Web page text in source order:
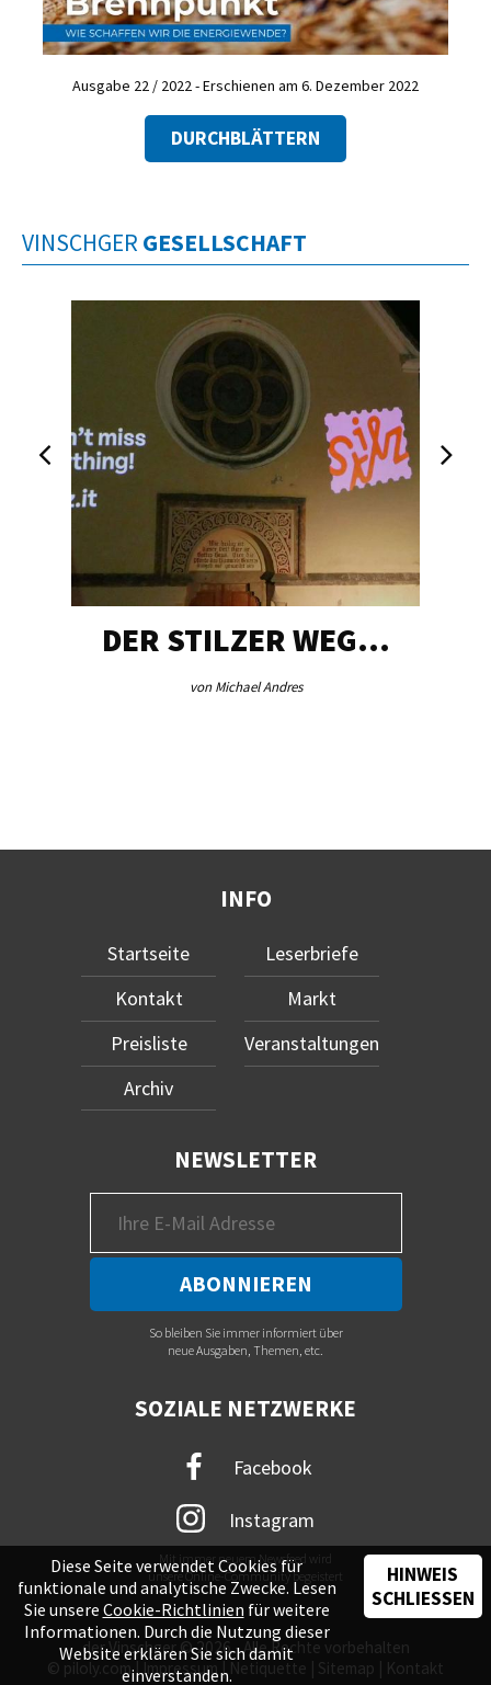
Ausgabe 22 / 2022 - Erschienen am 6. Dezember 2022
DURCHBLÄTTERN
VINSCHGER GESELLSCHAFT
DER STILZER WEG…
von Michael Andres
INFO
Startseite
Kontakt
Preisliste
Archiv
Leserbriefe
Markt
Veranstaltungen
NEWSLETTER
So bleiben Sie immer informiert über
neue Ausgaben, Themen, etc.
SOZIALE NETZWERKE
Facebook
Instagram
Mit immer neuem Newsfeed wird
unsere Online-Community begeistert
der Vinschger © 2026 - Alle Rechte vorbehalten
© piloly.com |Impressum | Netiquette | Sitemap | Kontakt
Diese Seite verwendet Cookies für
funktionale und analytische Zwecke. Lesen
Sie unsere Cookie-Richtlinien für weitere
Informationen. Durch die Nutzung dieser
Website erklären Sie sich damit
einverstanden.
HINWEIS
SCHLIESSEN